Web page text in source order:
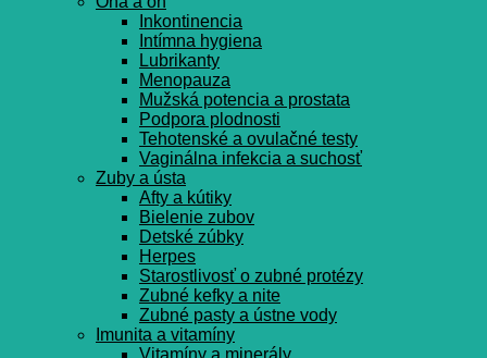
Inkontinencia
Intímna hygiena
Lubrikanty
Menopauza
Mužská potencia a prostata
Podpora plodnosti
Tehotenské a ovulačné testy
Vaginálna infekcia a suchosť
Zuby a ústa
Afty a kútiky
Bielenie zubov
Detské zúbky
Herpes
Starostlivosť o zubné protézy
Zubné kefky a nite
Zubné pasty a ústne vody
Imunita a vitamíny